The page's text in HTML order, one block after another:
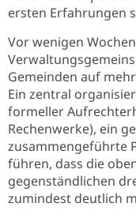
ersten Erfahrungen
Vor wenigen
Gemeinden auf
Ein zentral
formeller
Rechenwerke), ein
zusammengeführte
führen, dass die
gegenständlichen
zumindest deutlich